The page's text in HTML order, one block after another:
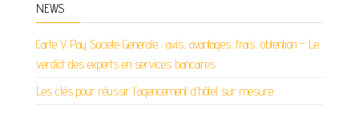
NEWS
Carte V Pay Societe Generale : avis, avantages, frais, obtention – Le
verdict des experts en services bancaires
Les clés pour réussir l’agencement d’hôtel sur mesure